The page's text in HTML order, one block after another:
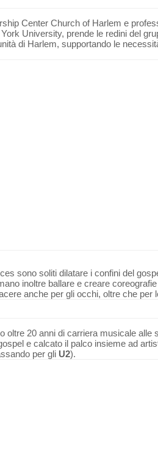
Center Church of Harlem e
University, prende le redini del
di Harlem, supportando le
sono soliti dilatare i confini del
inoltre ballare e creare
anche per gli occhi, oltre che per
oltre 20 anni di carriera musicale alle
e calcato il palco insieme ad
per gli U2).